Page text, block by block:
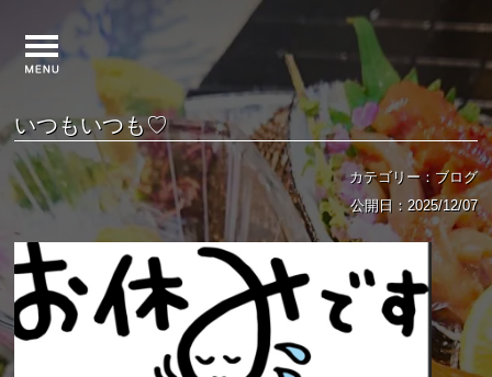
いつもいつも♡
カテゴリー：ブログ
公開日：2025/12/07